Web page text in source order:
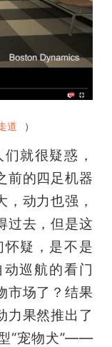
道 ）
就很疑惑，
前的四足机器
，动力也强，
过去，但是这
疑，是不是
巡航的看门
市场了？结果
力果然推出了
“宠物犬”——